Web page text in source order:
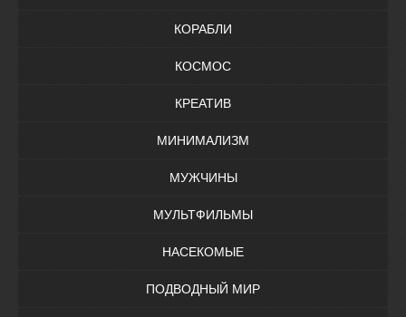
КОРАБЛИ
КОСМОС
КРЕАТИВ
МИНИМАЛИЗМ
МУЖЧИНЫ
МУЛЬТФИЛЬМЫ
НАСЕКОМЫЕ
ПОДВОДНЫЙ МИР